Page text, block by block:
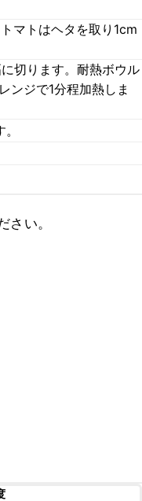
マトはヘタを取り1cm
切ります。耐熱ボウル
ンジで1分程加熱しま
さい。